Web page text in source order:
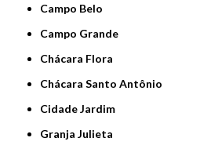
Campo Belo
Campo Grande
Chácara Flora
Chácara Santo Antônio
Cidade Jardim
Granja Julieta